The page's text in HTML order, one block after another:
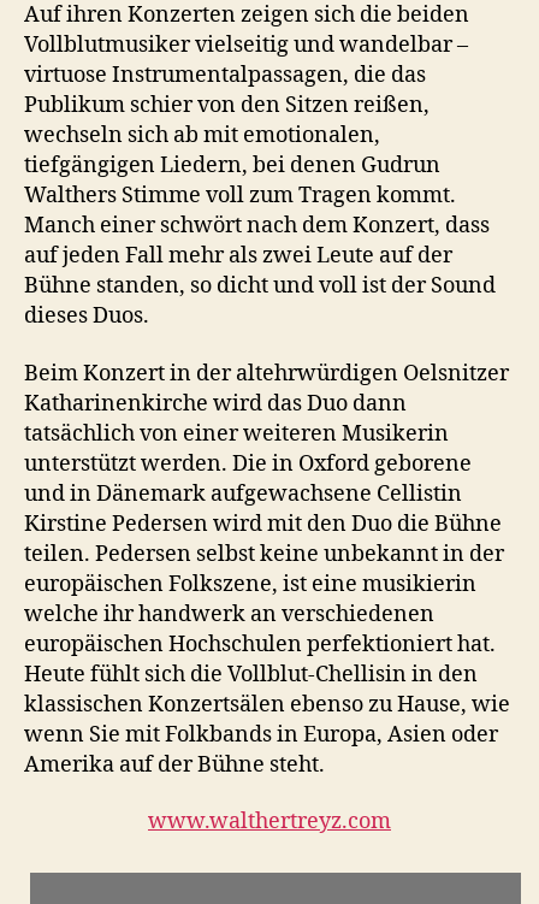
Auf ihren Konzerten zeigen sich die beiden
Vollblutmusiker vielseitig und wandelbar –
virtuose Instrumentalpassagen, die das
Publikum schier von den Sitzen reißen,
wechseln sich ab mit emotionalen,
tiefgängigen Liedern, bei denen Gudrun
Walthers Stimme voll zum Tragen kommt.
Manch einer schwört nach dem Konzert, dass
auf jeden Fall mehr als zwei Leute auf der
Bühne standen, so dicht und voll ist der Sound
dieses Duos.
Beim Konzert in der altehrwürdigen Oelsnitzer
Katharinenkirche wird das Duo dann
tatsächlich von einer weiteren Musikerin
unterstützt werden. Die in Oxford geborene
und in Dänemark aufgewachsene Cellistin
Kirstine Pedersen wird mit den Duo die Bühne
teilen. Pedersen selbst keine unbekannt in der
europäischen Folkszene, ist eine musikierin
welche ihr handwerk an verschiedenen
europäischen Hochschulen perfektioniert hat.
Heute fühlt sich die Vollblut-Chellisin in den
klassischen Konzertsälen ebenso zu Hause, wie
wenn Sie mit Folkbands in Europa, Asien oder
Amerika auf der Bühne steht.
www.walthertreyz.com